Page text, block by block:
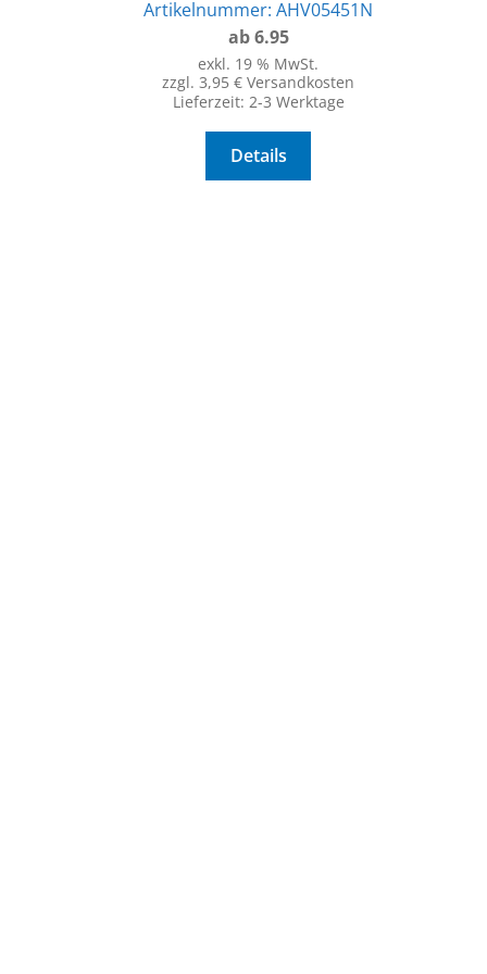
Artikelnummer:AHV05451N
ab 6.95
exkl. 19 % MwSt.
zzgl. 3,95 € Versandkosten
Lieferzeit: 2-3 Werktage
Details